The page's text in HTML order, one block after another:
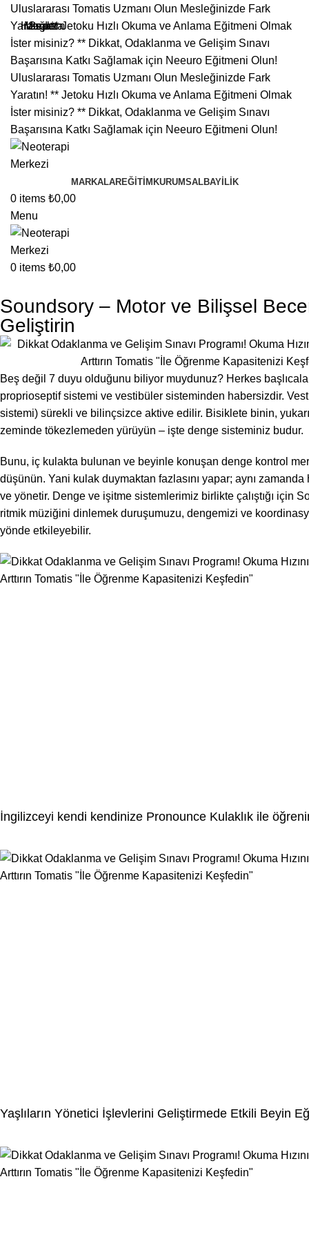
Uluslararası Tomatis Uzmanı Olun Mesleğinizde Fark
Yaratın! ** Jetoku Hızlı Okuma ve Anlama Eğitmeni Olmak
İster misiniz? ** Dikkat, Odaklanma ve Gelişim Sınavı
Başarısına Katkı Sağlamak için Neeuro Eğitmeni Olun!
Uluslararası Tomatis Uzmanı Olun Mesleğinizde Fark
Yaratın! ** Jetoku Hızlı Okuma ve Anlama Eğitmeni Olmak
İster misiniz? ** Dikkat, Odaklanma ve Gelişim Sınavı
Başarısına Katkı Sağlamak için Neeuro Eğitmeni Olun!
MARKALAREĞITIM KURUMSALBAYILIK
0 items ₺0,00
Menu
0 items ₺0,00
Soundsory – Motor ve Bilişsel
Geliştirin
Beş değil 7 duyu olduğunu biliyor muydunuz? Herkes
proprioseptif sistemi ve vestibüler sisteminden habersizdir.
sistemi) sürekli ve bilinçsizce aktive edilir. Bisiklete binin,
zeminde tökezlemeden yürüyün – işte denge sisteminiz budur.
Bunu, iç kulakta bulunan ve beyinle konuşan denge kontrol
düşünün. Yani kulak duymaktan fazlasını yapar; aynı
ve yönetir. Denge ve işitme sistemlerimiz birlikte çalıştığı için
ritmik müziğini dinlemek duruşumuzu, dengemizi ve
yönde etkileyebilir.
İngilizceyi kendi kendinize Pronounce Kulaklık ile
Yaşlıların Yönetici İşlevlerini Geliştirmede Etkili Beyin